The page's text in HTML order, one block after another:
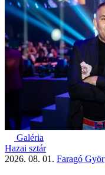
Galéria
Hazai sztár
2026. 08. 01. Faragó